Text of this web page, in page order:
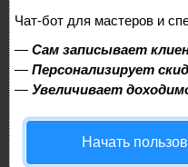
Чат-бот для мастеров и
— Сам записывает
— Персонализирует
— Увеличивает
Начать